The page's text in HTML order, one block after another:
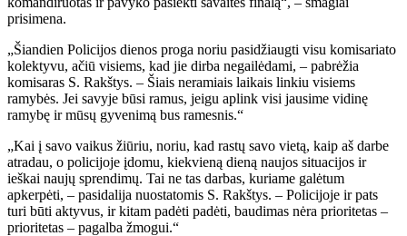
prisimena.
„Šiandien Policijos dienos proga noriu pasidžiaugti visu komisariato
kolektyvu, ačiū visiems, kad jie dirba negailėdami, – pabrėžia
komisaras S. Rakštys. – Šiais neramiais laikais linkiu visiems
ramybės. Jei savyje būsi ramus, jeigu aplink visi jausime vidinę
ramybę ir mūsų gyvenimą bus ramesnis.“
„Kai į savo vaikus žiūriu, noriu, kad rastų savo vietą, kaip aš darbe
atradau, o policijoje įdomu, kiekvieną dieną naujos situacijos ir
ieškai naujų sprendimų. Tai ne tas darbas, kuriame galėtum
apkerpėti, – pasidalija nuostatomis S. Rakštys. – Policijoje ir pats
turi būti aktyvus, ir kitam padėti padėti, baudimas nėra prioritetas –
prioritetas – pagalba žmogui.“